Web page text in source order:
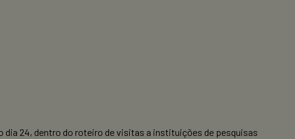
dia 24, dentro do roteiro de visitas a instituições de pesquisas